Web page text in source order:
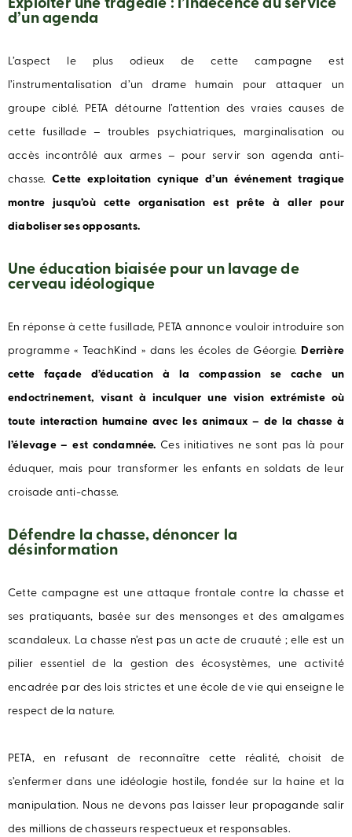
Exploiter une tragédie : l’indécence au service
d’un agenda
L’aspect le plus odieux de cette campagne est
l’instrumentalisation d’un drame humain pour attaquer un
groupe ciblé. PETA détourne l’attention des vraies causes de
cette fusillade – troubles psychiatriques, marginalisation ou
accès incontrôlé aux armes – pour servir son agenda anti-
chasse.Cette exploitation cynique d’un événement tragique
montre jusqu’où cette organisation est prête à aller pour
diaboliser ses opposants.
Une éducation biaisée pour un lavage de
cerveau idéologique
En réponse à cette fusillade, PETA annonce vouloir introduire son
programme « TeachKind » dans les écoles de Géorgie. Derrière
cette façade d’éducation à la compassion se cache un
endoctrinement, visant à inculquer une vision extrémiste où
toute interaction humaine avec les animaux – de la chasse à
l’élevage – est condamnée. Ces initiatives ne sont pas là pour
éduquer, mais pour transformer les enfants en soldats de leur
croisade anti-chasse.
Défendre la chasse, dénoncer la
désinformation
Cette campagne est une attaque frontale contre la chasse et
ses pratiquants, basée sur des mensonges et des amalgames
scandaleux. La chasse n’est pas un acte de cruauté ; elle est un
pilier essentiel de la gestion des écosystèmes, une activité
encadrée par des lois strictes et une école de vie qui enseigne le
respect de la nature.
PETA, en refusant de reconnaître cette réalité, choisit de
s’enfermer dans une idéologie hostile, fondée sur la haine et la
manipulation. Nous ne devons pas laisser leur propagande salir
des millions de chasseurs respectueux et responsables.